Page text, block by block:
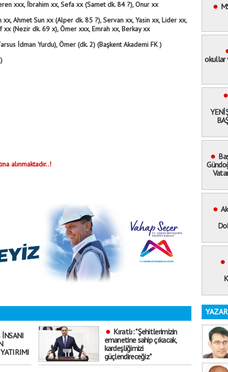
xxx, İbrahim xx, Sefa xx (Samet dk. 84 ?), Onur xx
xx, Ahmet Sun xx (Alper dk. 85 ?), Servan xx, Yasin xx, Lider xx,
xx (Nezir dk. 69 x), Ömer xxx, Emrah xx, Berkay xx
İdman Yurdu), Ömer (dk. 2) (Başkent Akademi FK )
alınmaktadır..!
İNSANI
Kıratlı: "Şehitlerimizin
emanetine sahip çıkacak,
kardeşliğimizi
güçlendireceğiz"
okullar